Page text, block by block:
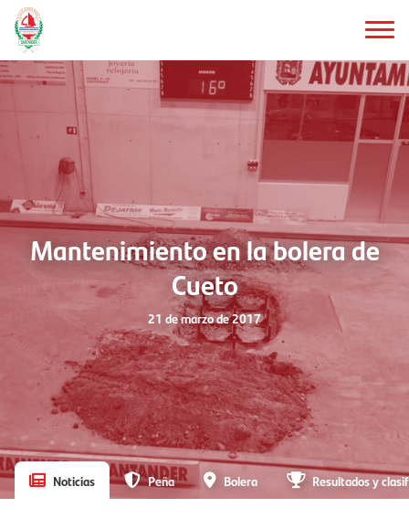
Saltar
al
contenido
principal
Mantenimiento en la bolera de
Cueto
21 de marzo de 2017
Noticias Peña Bolera Resultados y